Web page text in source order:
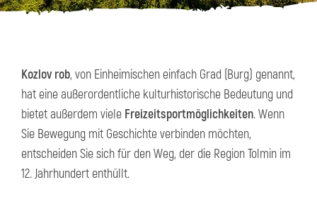
Kozlov rob, von Einheimischen einfach Grad (Burg) genannt,
hat eine außerordentliche kulturhistorische Bedeutung und
bietet außerdem viele Freizeitsportmöglichkeiten. Wenn
Sie Bewegung mit Geschichte verbinden möchten,
entscheiden Sie sich für den Weg, der die Region Tolmin im
12. Jahrhundert enthüllt.